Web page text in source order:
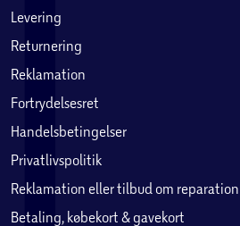
Levering
Returnering
Reklamation
Fortrydelsesret
Handelsbetingelser
Privatlivspolitik
Reklamation eller tilbud om reparation
Betaling, købekort & gavekort